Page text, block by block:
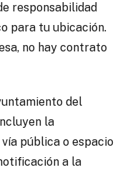
responsabilidad
para tu ubicación.
no hay contrato
del
la
pública o espacio
a la